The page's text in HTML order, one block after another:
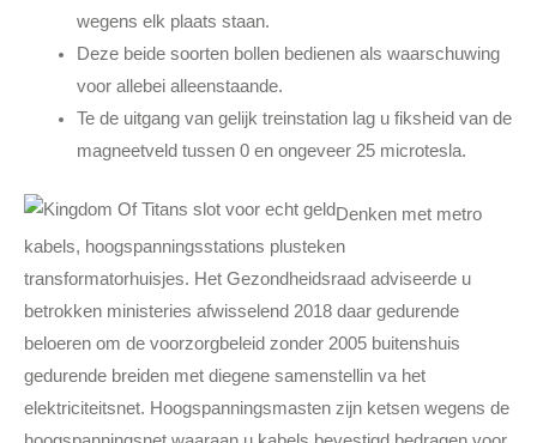
wegens elk plaats staan.
Deze beide soorten bollen bedienen als waarschuwing
voor allebei alleenstaande.
Te de uitgang van gelijk treinstation lag u fiksheid van de
magneetveld tussen 0 en ongeveer 25 microtesla.
Denken met metro
kabels, hoogspanningsstations plusteken
transformatorhuisjes. Het Gezondheidsraad adviseerde u
betrokken ministeries afwisselend 2018 daar gedurende
beloeren om de voorzorgbeleid zonder 2005 buitenshuis
gedurende breiden met diegene samenstellin va het
elektriciteitsnet. Hoogspanningsmasten zijn ketsen wegens de